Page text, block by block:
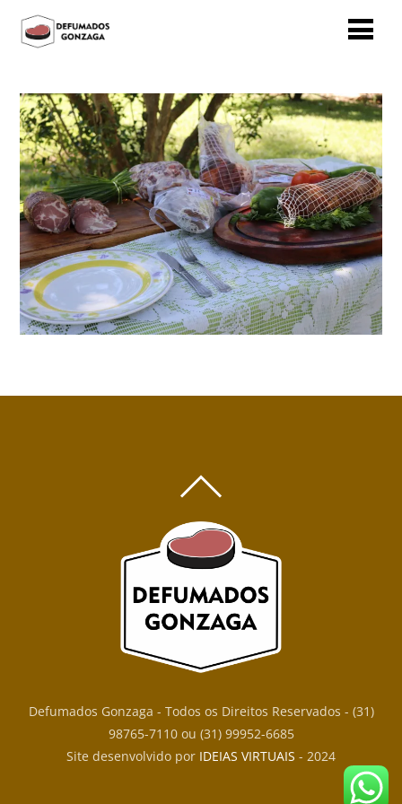
TOP
Defumados Gonzaga - Todos os Direitos Reservados - (31)
98765-7110 ou (31) 99952-6685
Site desenvolvido por IDEIAS VIRTUAIS - 2024